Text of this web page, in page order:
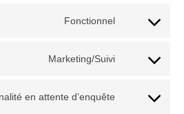
Fonctionnel
Consent
complianz
Marketing/Suivi
Consent
google-
en attente d’enquête
Consent